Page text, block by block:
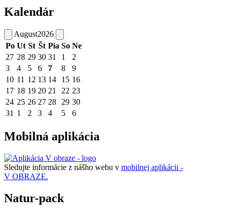
Kalendár
August2026
Po Ut St Št Pia So Ne
27 28 29 30 31 1
2
3
4 5 6 7 8
9
10 11 12 13 14 15 16
17 18 19 20 21 22 23
24 25 26 27 28 29 30
31 1 2 3 4 5 6
Mobilná aplikácia
Sledujte informácie z nášho webu v mobilnej aplikácii -
V OBRAZE.
Natur-pack